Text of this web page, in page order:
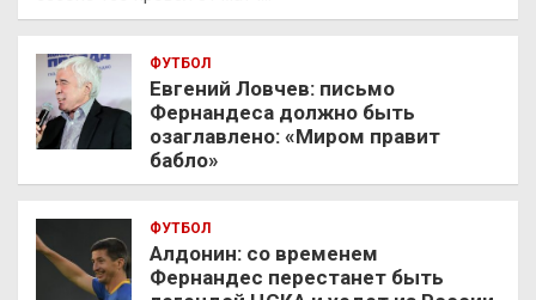
ФУТБОЛ
Евгений Ловчев: письмо
Фернандеса должно быть
озаглавлено: «Миром правит
бабло»
ФУТБОЛ
Алдонин: со временем
Фернандес перестанет быть